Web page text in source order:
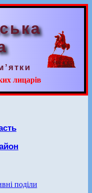
лицарів
поділи